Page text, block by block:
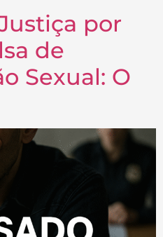
por
de
Sexual: O